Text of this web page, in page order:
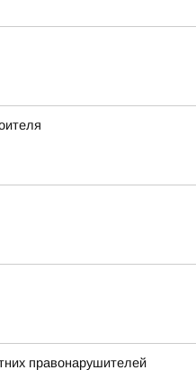
правонарушителей